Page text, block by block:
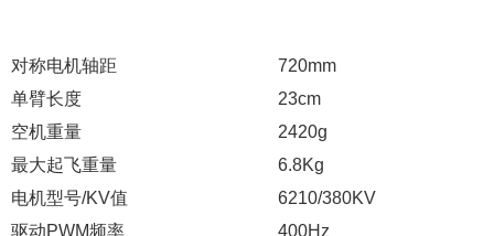
对称电机轴距
720mm
单臂长度
23cm
空机重量
2420g
最大起飞重量
6.8Kg
电机型号/KV值
6210/380KV
驱动PWM频率
400Hz